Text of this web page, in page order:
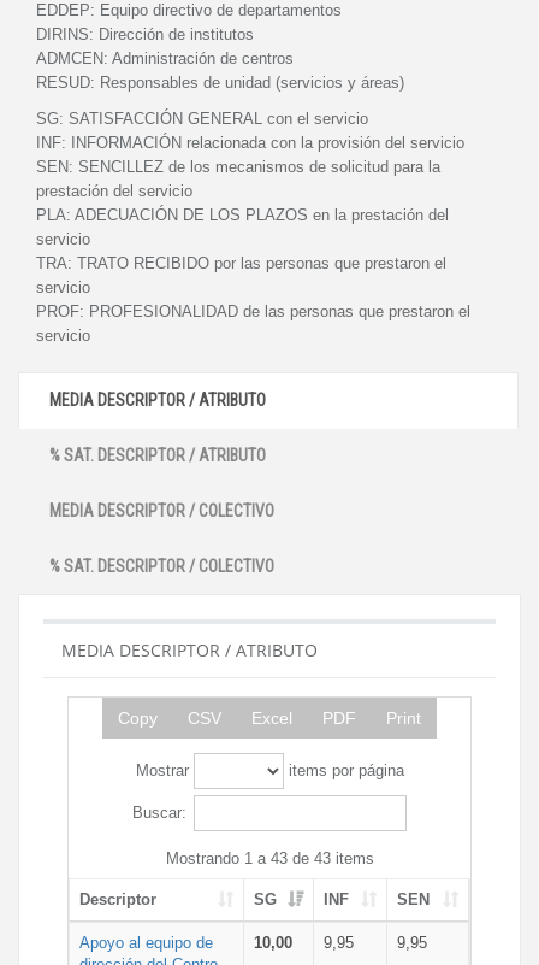
EDDEP: Equipo directivo de departamentos
DIRINS: Dirección de institutos
ADMCEN: Administración de centros
RESUD: Responsables de unidad (servicios y áreas)
SG: SATISFACCIÓN GENERAL con el servicio
INF:
INFORMACIÓN relacionada con la provisión del servicio
SEN: SENCILLEZ de los mecanismos de solicitud para la
prestación del servicio
PLA: ADECUACIÓN DE LOS PLAZOS en la prestación del
servicio
TRA: TRATO RECIBIDO por las personas que prestaron el
servicio
PROF: PROFESIONALIDAD de las personas que prestaron el
servicio
MEDIA DESCRIPTOR / ATRIBUTO
% SAT. DESCRIPTOR / ATRIBUTO
MEDIA DESCRIPTOR / COLECTIVO
% SAT. DESCRIPTOR / COLECTIVO
MEDIA DESCRIPTOR / ATRIBUTO
Copy CSV Excel PDF Print
Mostrar items por página
Buscar:
Mostrando 1 a 43 de 43 items
Descriptor SG INF SEN
Apoyo al equipo de
10,00 9,95 9,95